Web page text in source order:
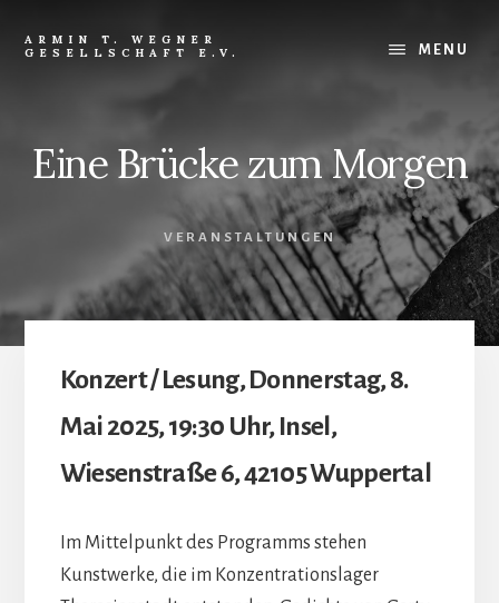
content
footer
ARMIN T. WEGNER
GESELLSCHAFT E.V.
MENU
Eine Brücke zum Morgen
VERANSTALTUNGEN
Konzert / Lesung, Donnerstag, 8.
Mai 2025, 19:30 Uhr, Insel,
Wiesenstraße 6, 42105 Wuppertal
Im Mittelpunkt des Programms stehen
Kunstwerke, die im Konzentrationslager